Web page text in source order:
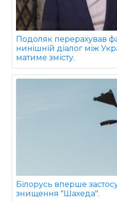
Подоляк перерахував
нинішній діалог між
матиме змісту.
Білорусь вперше
знищення "Шахеда".